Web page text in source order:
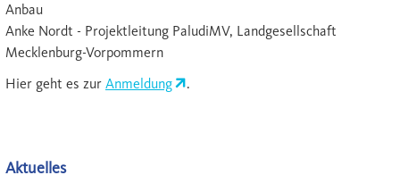
Anbau
Anke Nordt - Projektleitung PaludiMV, Landgesellschaft
Mecklenburg-Vorpommern
Hier geht es zur Anmeldung .
Aktuelles